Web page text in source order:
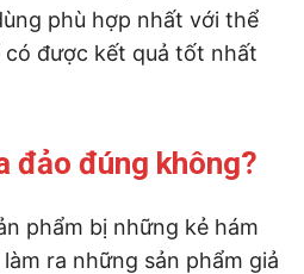
phù hợp nhất với thể
được kết quả tốt nhất
đảo đúng không?
phẩm bị những kẻ hám
ra những sản phẩm giả